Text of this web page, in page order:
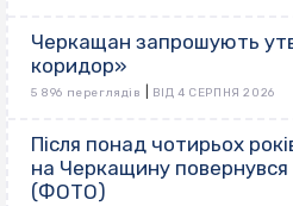
Черкащан запрошують
коридор»
5 896 переглядів ВІД 4 СЕРПНЯ 2026
Після понад чотирьох
на Черкащину повернувся
(ФОТО)